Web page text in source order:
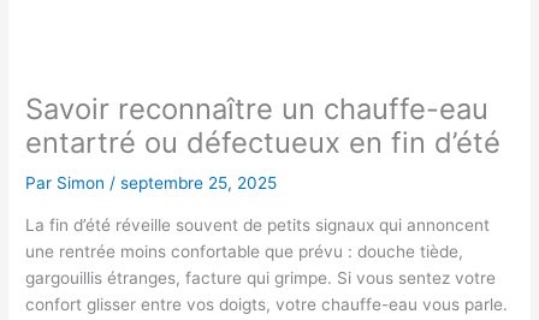
Savoir reconnaître un chauffe-eau
entartré ou défectueux en fin d’été
Par Simon/septembre 25, 2025
La fin d’été réveille souvent de petits signaux qui annoncent
une rentrée moins confortable que prévu : douche tiède,
gargouillis étranges, facture qui grimpe. Si vous sentez votre
confort glisser entre vos doigts, votre chauffe-eau vous parle.